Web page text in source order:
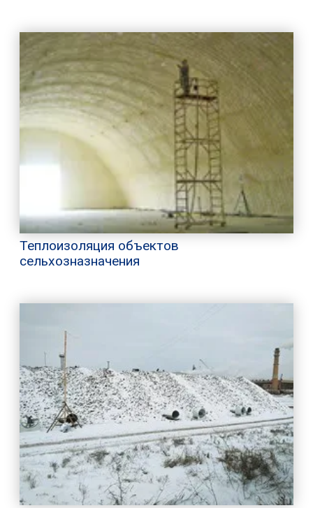
Теплоизоляция объектов
сельхозназначения